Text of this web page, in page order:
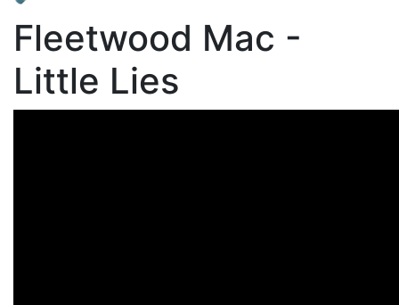
Fleetwood Mac -
Little Lies